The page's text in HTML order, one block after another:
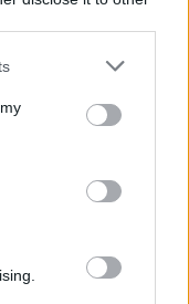
Banda
Valência